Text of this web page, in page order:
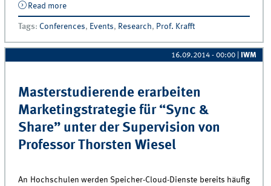
Read moreabout SALTY Tagung &quot;Quantitatives
Marketing&quot; 2014
Tags: Conferences, Events, Research, Prof. Krafft
16.09.2014 - 00:00 IWM
Masterstudierende erarbeiten
Marketingstrategie für “Sync &
Share” unter der Supervision von
Professor Thorsten Wiesel
An Hochschulen werden Speicher-Cloud-Dienste bereits häufig